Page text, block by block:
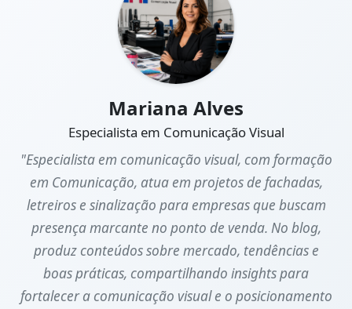
Mariana Alves
Especialista em Comunicação Visual
"Especialista em comunicação visual, com formação
em Comunicação, atua em projetos de fachadas,
letreiros e sinalização para empresas que buscam
presença marcante no ponto de venda. No blog,
produz conteúdos sobre mercado, tendências e
boas práticas, compartilhando insights para
fortalecer a comunicação visual e o posicionamento